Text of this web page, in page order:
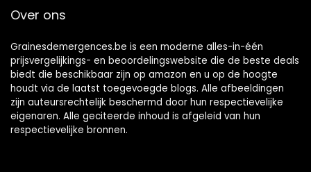
Over ons
Grainesdemergences.be is een moderne alles-in-één
prijsvergelijkings- en beoordelingswebsite die de beste deals
biedt die beschikbaar zijn op amazon en u op de hoogte
houdt via de laatst toegevoegde blogs. Alle afbeeldingen
zijn auteursrechtelijk beschermd door hun respectievelijke
eigenaren. Alle geciteerde inhoud is afgeleid van hun
respectievelijke bronnen.